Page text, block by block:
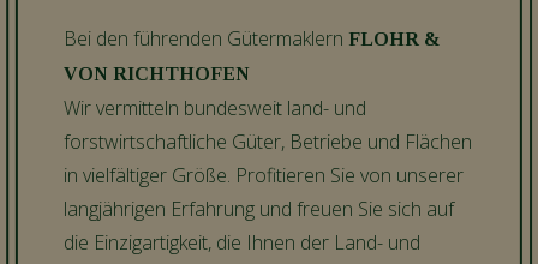
Bei den führenden Gütermaklern FLOHR &
VON RICHTHOFEN
Wir vermitteln bundesweit land- und
forstwirtschaftliche Güter, Betriebe und Flächen
in vielfältiger Größe. Profitieren Sie von unserer
langjährigen Erfahrung und freuen Sie sich auf
die Einzigartigkeit, die Ihnen der Land- und